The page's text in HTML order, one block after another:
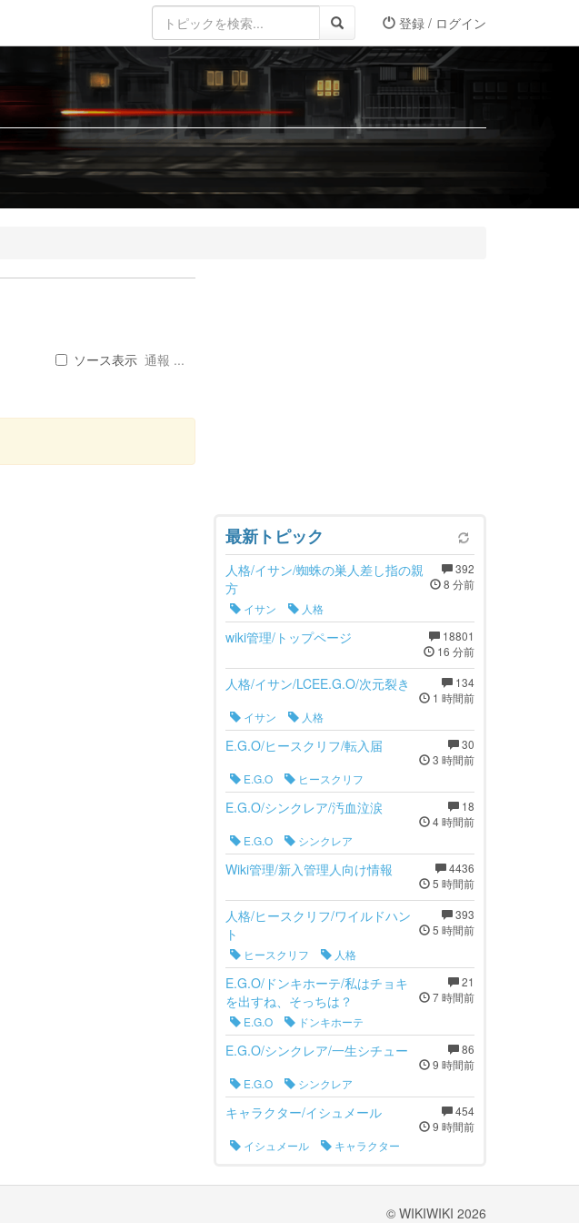
登録 / ログイン
ソース表示 通報 ...
最新トピック
392
8 分前
人格/イサン/蜘蛛の巣人差し指の親
方
イサン
人格
18801
16 分前
wiki管理/トップページ
134
1 時間前
人格/イサン/LCEE.G.O/次元裂き
イサン
人格
30
3 時間前
E.G.O/ヒースクリフ/転入届
E.G.O
ヒースクリフ
18
4 時間前
E.G.O/シンクレア/汚血泣涙
E.G.O
シンクレア
4436
5 時間前
Wiki管理/新入管理人向け情報
393
5 時間前
人格/ヒースクリフ/ワイルドハン
ト
ヒースクリフ
人格
21
7 時間前
E.G.O/ドンキホーテ/私はチョキ
を出すね、そっちは？
E.G.O
ドンキホーテ
86
9 時間前
E.G.O/シンクレア/一生シチュー
E.G.O
シンクレア
454
9 時間前
キャラクター/イシュメール
イシュメール キャラクター
© WIKIWIKI 2026